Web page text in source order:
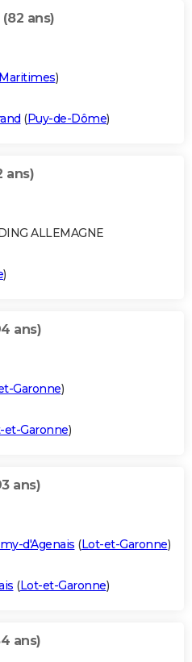
(82 ans)
)
(Puy-de-Dôme)
ans)
ALLEMAGNE
)
ans)
Garonne)
et-Garonne)
ans)
d'Agenais (Lot-et-Garonne)
(Lot-et-Garonne)
ans)